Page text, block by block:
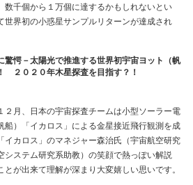
数千個から１万個に達するかもしれないとい
世界初の小惑星サンプルリターンが達成され
驚愕－太陽光で推進する世界初宇宙ヨット（帆
２０２０年木星探査を目指す？！
月、日本の宇宙探査チームは小型ソーラー電
船）「イカロス」による金星接近飛行観測を成
イカロス」のマネジャー森治氏（宇宙航空研究
システム研究系助教）の笑顔で熱っぽい解説
とが出来て理解が深まり大変嬉しい思いです。